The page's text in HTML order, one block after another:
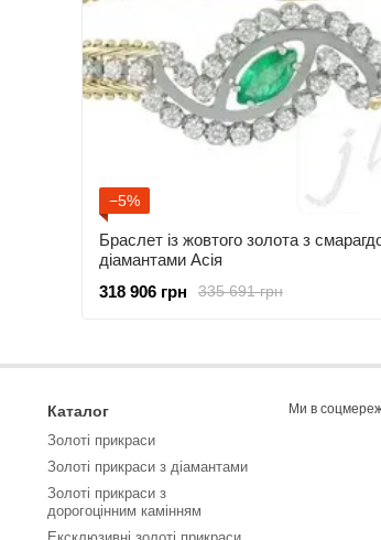
−5%
Браслет із жовтого золота з
діамантами Асія
335 691 грн
318 906 грн
Каталог
Золоті прикраси
Золоті прикраси з діамантами
Золоті прикраси з
дорогоцінним камінням
Ми в